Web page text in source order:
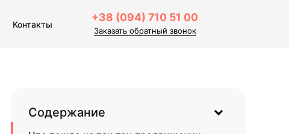
Контакты
+38 (094) 710 51 00
Заказать обратный звонок
Содержание